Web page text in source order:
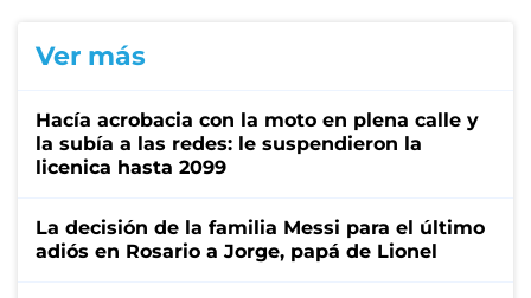
Ver más
Hacía acrobacia con la moto en plena calle y
la subía a las redes: le suspendieron la
licenica hasta 2099
La decisión de la familia Messi para el último
adiós en Rosario a Jorge, papá de Lionel